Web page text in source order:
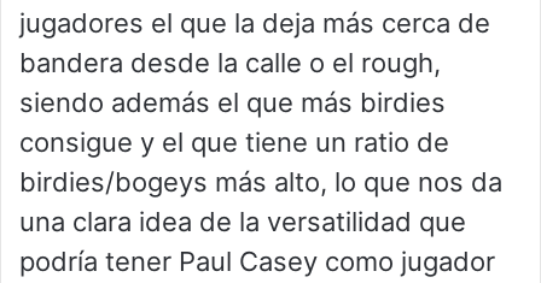
jugadores el que la deja más cerca de
bandera desde la calle o el rough,
siendo además el que más birdies
consigue y el que tiene un ratio de
birdies/bogeys más alto, lo que nos da
una clara idea de la versatilidad que
podría tener Paul Casey como jugador